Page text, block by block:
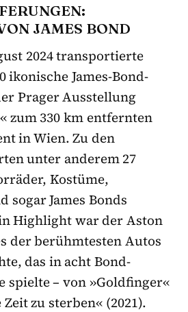
JAMES BOND
2024 transportierte
ikonische James-Bond-
Prager Ausstellung
zum 330 km entfernten
in Wien. Zu den
unter anderem 27
Kostüme,
sogar James Bonds
Highlight war der Aston
der berühmtesten Autos
das in acht Bond-
spielte – von »Goldfinger«
Zeit zu sterben« (2021).